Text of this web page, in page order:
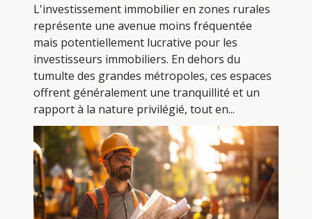
L'investissement immobilier en zones rurales
représente une avenue moins fréquentée
mais potentiellement lucrative pour les
investisseurs immobiliers. En dehors du
tumulte des grandes métropoles, ces espaces
offrent généralement une tranquillité et un
rapport à la nature privilégié, tout en...